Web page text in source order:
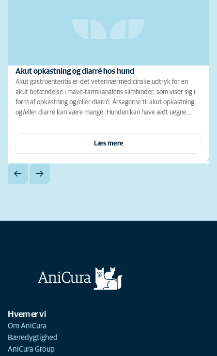
Akut opkastning og diarré hos hund
Akut gastroenteritis er det veterinærmedicinske udtryk for en
akut betændelse i mave-tarmkanalens slimhinder, som viser sig i
form af opkastning og/eller diarré. Årsagerne til akut opkastning
og/eller diarré kan være mange. Hunden kan have ædt uegne…
Læs mere
Hvem er vi
Om AniCura
Bæredygtighed
AniCura Group